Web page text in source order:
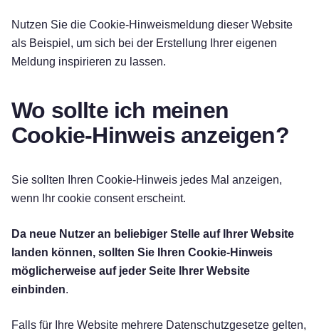
Nutzen Sie die Cookie-Hinweismeldung dieser Website
als Beispiel, um sich bei der Erstellung Ihrer eigenen
Meldung inspirieren zu lassen.
Wo sollte ich meinen
Cookie-Hinweis anzeigen?
Sie sollten Ihren Cookie-Hinweis jedes Mal anzeigen,
wenn Ihr cookie consent erscheint.
Da neue Nutzer an beliebiger Stelle auf Ihrer Website
landen können, sollten Sie Ihren Cookie-Hinweis
möglicherweise auf jeder Seite Ihrer Website
einbinden.
Falls für Ihre Website mehrere Datenschutzgesetze gelten,